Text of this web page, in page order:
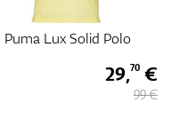
Puma Lux Solid Polo
29,70 €
99 €